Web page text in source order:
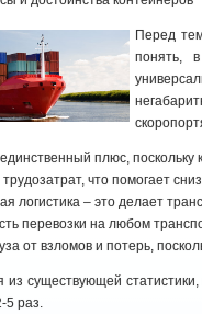
Перед
понять,
плюс,
что помогает
логистика – это делает
перевозки на любом
от взломов и потерь,
из существующей
5 раз.